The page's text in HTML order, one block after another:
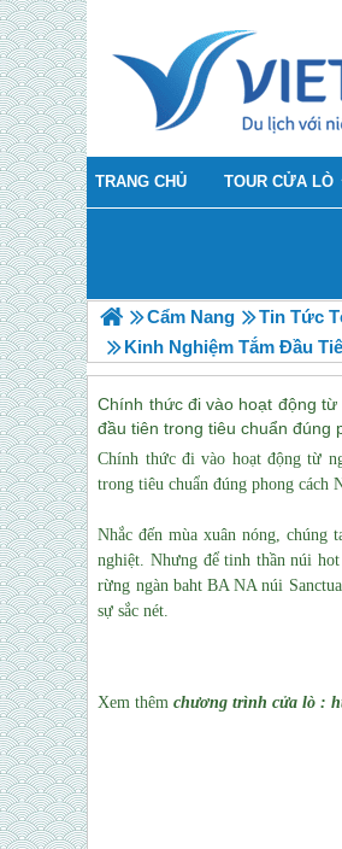
TRANG CHỦ TOUR CỬA LÒ
Cẩm Nang
Tin Tức
Kinh Nghiệm Tắm Đầu
Chính thức đi vào hoạt động
đầu tiên trong tiêu chuẩn đúng
Chính thức đi vào hoạt động từ
trong tiêu chuẩn đúng phong cách
Nhắc đến mùa xuân nóng,
nghiệt. Nhưng để tinh thần núi
rừng ngàn baht BA NA núi
sự sắc nét.
Xem thêmchương trìnhcửa lò :